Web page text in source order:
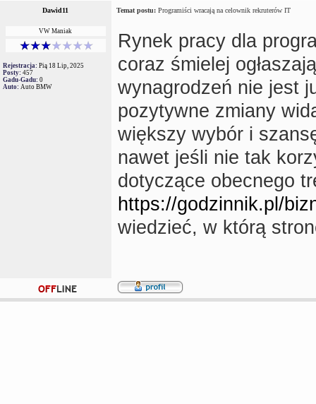
Dawid11 Temat postu: Programiści wracają na celownik rekruterów IT
VW Maniak
Rejestracja: Pią 18 Lip, 2025
Posty: 457
Gadu-Gadu: 0
Auto: Auto BMW
Rynek pracy dla
coraz śmielej
wynagrodzeń nie jest
pozytywne zmiany
większy wybór i
nawet jeśli nie tak
dotyczące obecnego
https://godzinnik.pl/
wiedzieć, w którą